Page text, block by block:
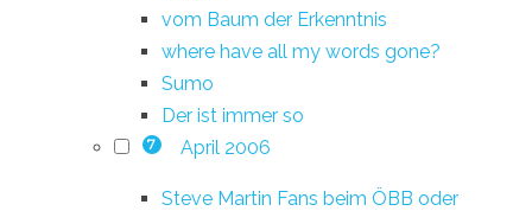
vom Baum der Erkenntnis
where have all my words gone?
Sumo
Der ist immer so
7 April 2006
Steve Martin Fans beim ÖBB oder